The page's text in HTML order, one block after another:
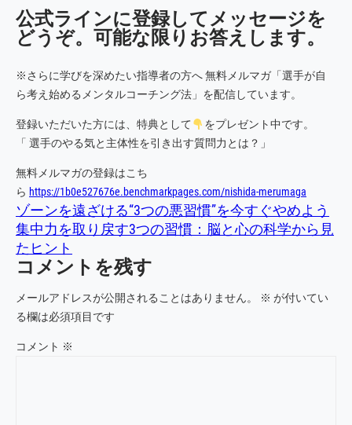
公式ラインに登録してメッセージを
どうぞ。可能な限りお答えします。
※さらに学びを深めたい指導者の方へ 無料メルマガ「選手が自
ら考え始めるメンタルコーチング法」を配信しています。
登録いただいた方には、特典として
をプレゼント中です。
「 選手のやる気と主体性を引き出す質問力とは？」
無料メルマガの登録はこち
ら https://1b0e527676e.benchmarkpages.com/nishida-merumaga
ゾーンを遠ざける“3つの悪習慣”を今すぐやめよう
集中力を取り戻す3つの習慣：脳と心の科学から見
たヒント
コメントを残す
メールアドレスが公開されることはありません。 ※ が付いてい
る欄は必須項目です
コメント ※